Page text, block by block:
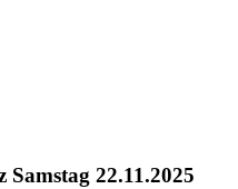
22.11.2025